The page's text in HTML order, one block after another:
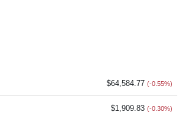
$64,584.77 (-0.55%)
$1,909.83 (-0.30%)